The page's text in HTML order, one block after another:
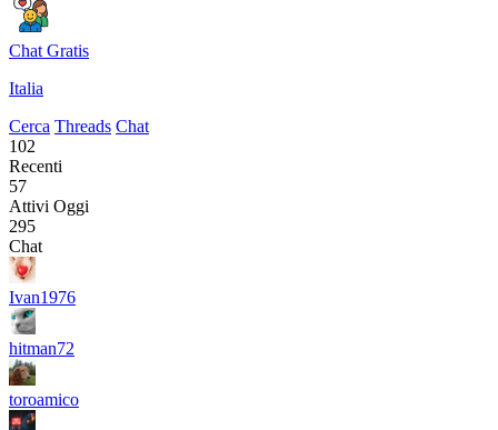
Chat Gratis
Italia
Cerca Threads Chat
102
Recenti
57
Attivi Oggi
295
Chat
Ivan1976
hitman72
toroamico